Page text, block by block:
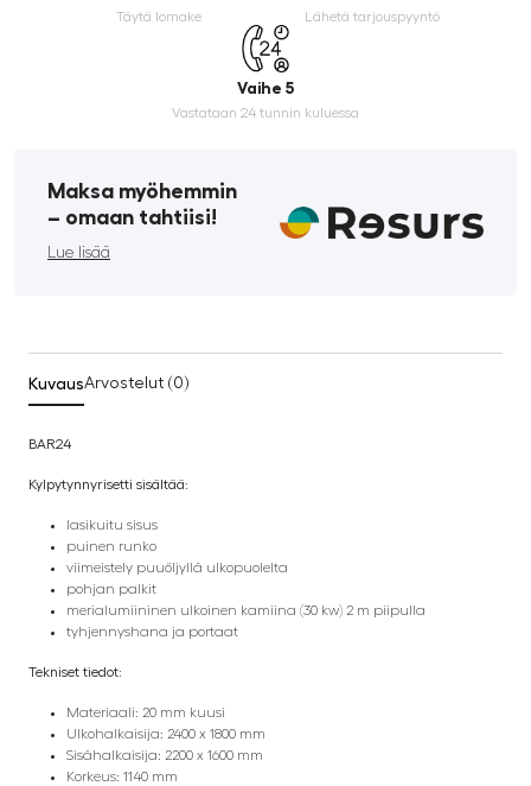
Täytä lomake Lähetä tarjouspyyntö
Vaihe 5
Vastataan 24 tunnin kuluessa
Maksa myöhemmin
­– omaan tahtiisi!
Lue lisää
KuvausArvostelut (0)
BAR24
Kylpytynnyrisetti sisältää:
lasikuitu sisus
puinen runko
viimeistely puuöljyllä ulkopuolelta
pohjan palkit
merialumiininen ulkoinen kamiina (30 kw) 2 m piipulla
tyhjennyshana ja portaat
Tekniset tiedot:
Materiaali: 20 mm kuusi
Ulkohalkaisija: 2400 x 1800 mm
Sisähalkaisija: 2200 x 1600 mm
Korkeus: 1140 mm